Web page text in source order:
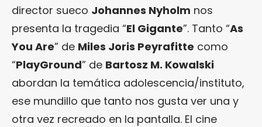
director sueco Johannes Nyholm nos
presenta la tragedia “El Gigante”. Tanto “As
You Are” de Miles Joris Peyrafitte como
“PlayGround” de Bartosz M. Kowalski
abordan la temática adolescencia/instituto,
ese mundillo que tanto nos gusta ver una y
otra vez recreado en la pantalla. El cine